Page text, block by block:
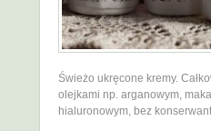
Świeżo ukręcone kremy.
olejkami np. arganowym,
hialuronowym, bez